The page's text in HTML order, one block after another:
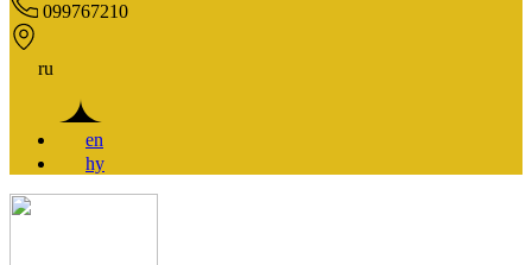
099767210
ru
en
hy